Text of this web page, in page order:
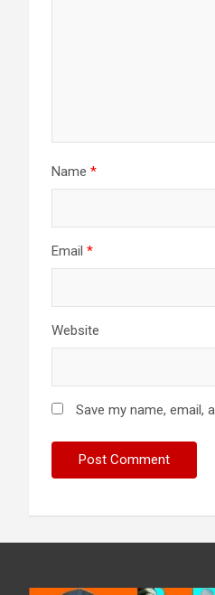
Name *
Email *
Website
Save my name, email,